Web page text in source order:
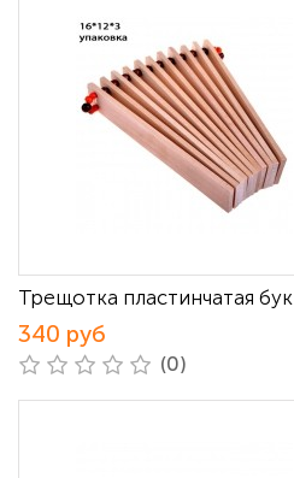
Трещотка пластинчатая бук
340 руб
(0)